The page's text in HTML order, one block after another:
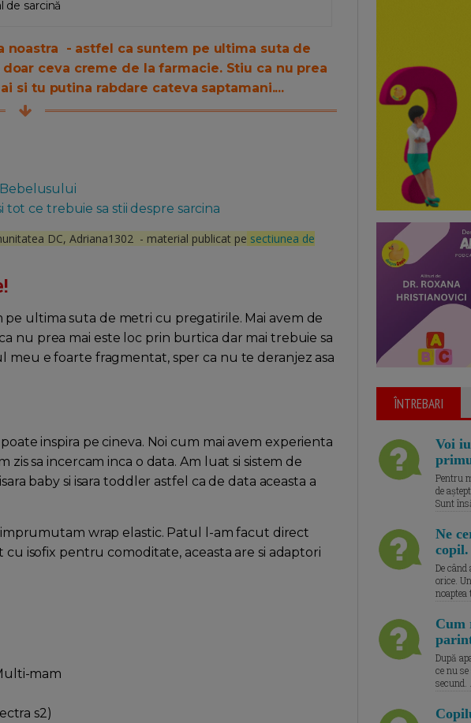
de sarcină
noastra - astfel ca suntem pe ultima suta de
ceva creme de la farmacie. Stiu ca nu prea
si tu putina rabdare cateva saptamani....
tot ce trebuie sa stii despre sarcina
DC, Adriana1302 - material publicat pe sectiunea de
pe ultima suta de metri cu pregatirile. Mai avem de
nu prea mai este loc prin burtica dar mai trebuie sa
meu e foarte fragmentat, sper ca nu te deranjez asa
inspira pe cineva. Noi cum mai avem experienta
sa incercam inca o data. Am luat si sistem de
baby si isara toddler astfel ca de data aceasta a
wrap elastic. Patul l-am facut direct
isofix pentru comoditate, aceasta are si adaptori
mam
s2)
ÎNTREBARI
Voi
Pentru
de
Sunt
Ne
De
orice.
noaptea
Cum
După
ce nu
secund.